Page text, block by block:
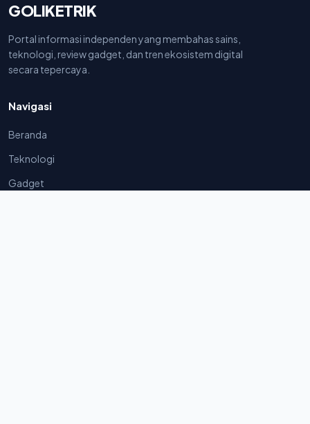
GOLIKETRIK
Portal informasi independen yang membahas sains,
teknologi, review gadget, dan tren ekosistem digital
secara tepercaya.
Navigasi
Beranda
Teknologi
Gadget